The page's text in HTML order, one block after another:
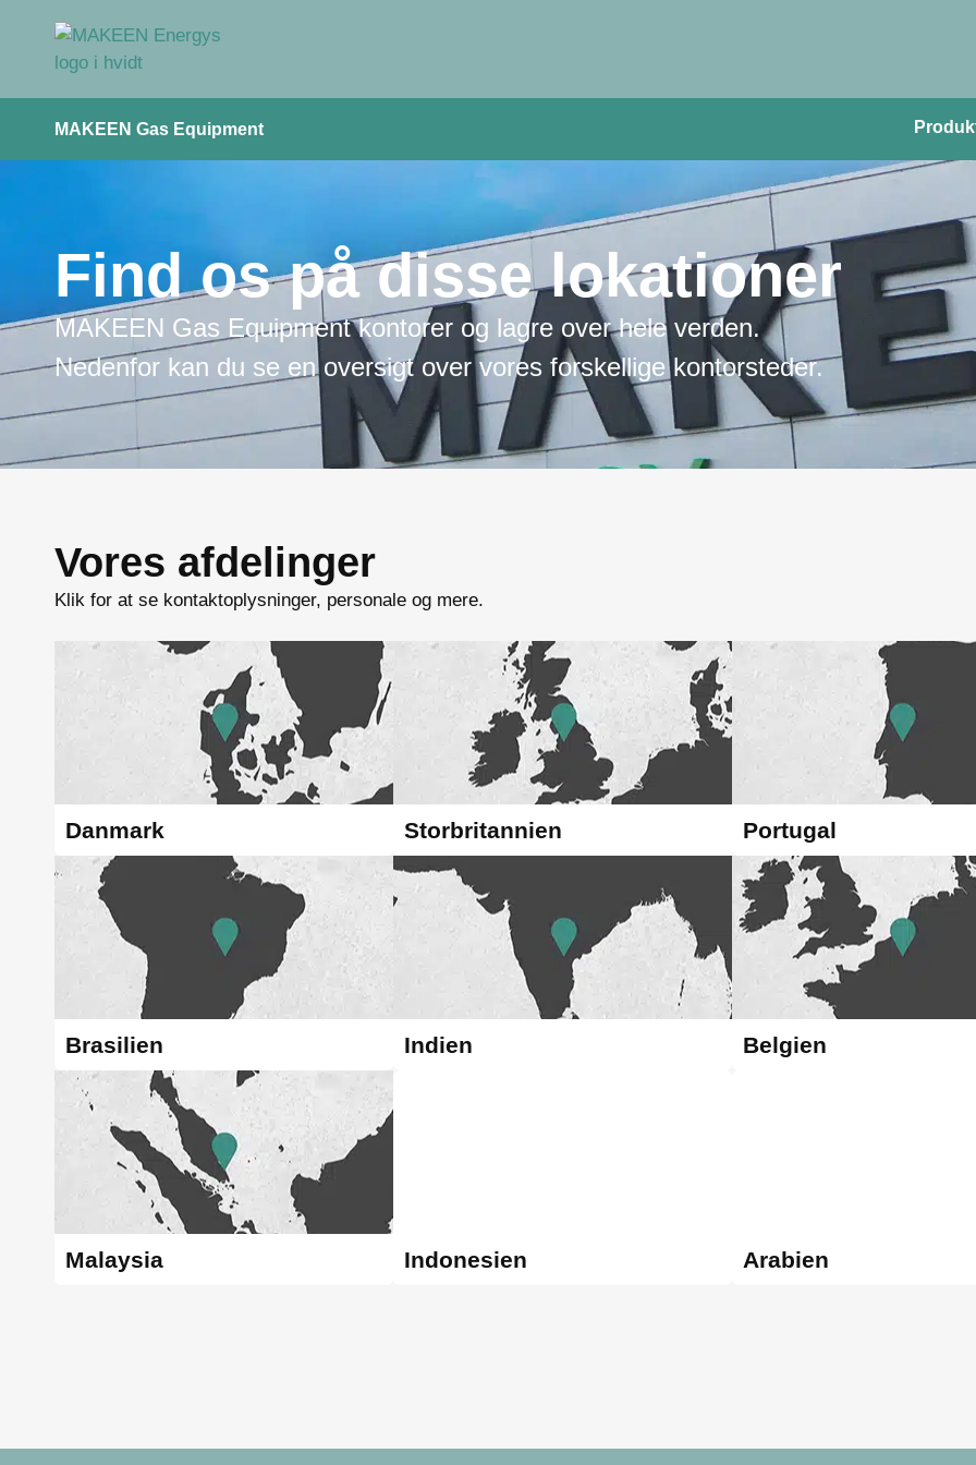
MAKEEN Gas Equipment
Find os på disse lokationer
MAKEEN Gas Equipment kontorer og lagre over hele verden.
Nedenfor kan du se en oversigt over vores forskellige kontorsteder.
Vores afdelinger
Klik for at se kontaktoplysninger, personale og mere.
Danmark Storbritannien Portugal
Brasilien Indien Belgien
Malaysia Indonesien Arabien